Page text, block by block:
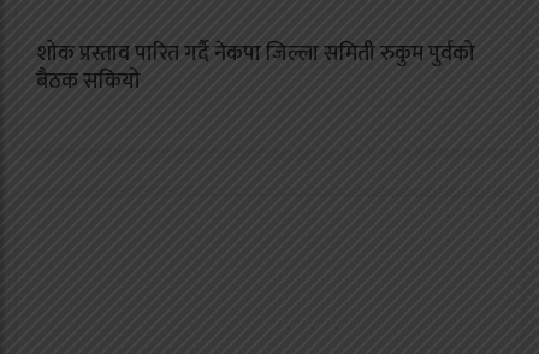
शोक प्रस्ताव पारित गर्दै नेकपा जिल्ला समिती रुकुम पुर्वको
बैठक सकियो